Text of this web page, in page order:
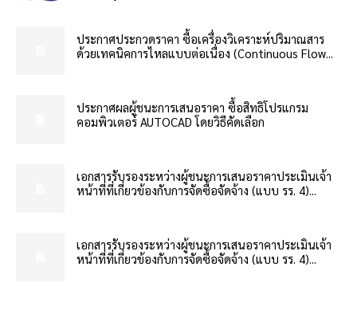
ประกาศประกวดราคา ซื้อเครื่องวิเคราะห์ปริมาณสาร
ด้วยเทคนิคการไหลแบบต่อเนื่อง (Continuous Flow...
ประกาศผลผู้ชนะการเสนอราคา ซื้อสิทธิโปรแกรม
คอมพิวเตอร์ AUTOCAD โดยวิธีคัดเลือก
เอกสารรับรองระหว่างผู้ชนะการเสนอราคาประเมินเจ้า
หน้าที่ที่เกี่ยวข้องกับการจัดซื้อจัดจ้าง (แบบ รร. 4)...
เอกสารรับรองระหว่างผู้ชนะการเสนอราคาประเมินเจ้า
หน้าที่ที่เกี่ยวข้องกับการจัดซื้อจัดจ้าง (แบบ รร. 4)...